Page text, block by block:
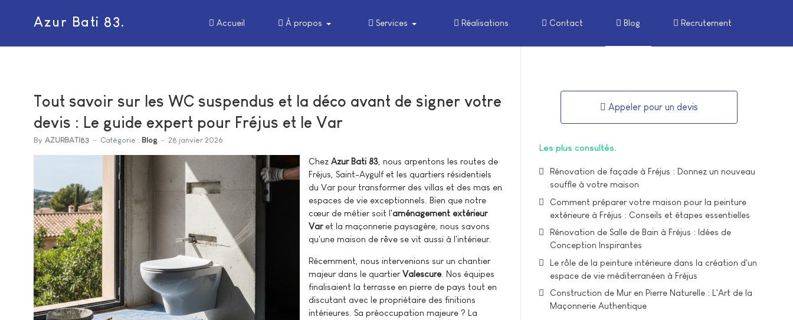
Azur Bati 83. Accueil À propos Services Réalisations Contact Blog Recrutement
Tout savoir sur les WC suspendus et la déco avant de signer votre
devis : Le guide expert pour Fréjus et le Var
By AZURBATI83 Catégorie : Blog 28 janvier 2026
Chez Azur Bati 83 , nous arpentons les routes de
Fréjus, Saint-Aygulf et les quartiers résidentiels
du Var pour transformer des villas et des mas en
espaces de vie exceptionnels. Bien que notre
cœur de métier soit l'aménagement extérieur
Varet la maçonnerie paysagère, nous savons
qu'une maison de rêve se vit aussi à l'intérieur.
Récemment, nous intervenions sur un chantier
majeur dans le quartier Valescure . Nos équipes
finalisaient la terrasse en pierre de pays tout en
discutant avec le propriétaire des finitions
intérieures. Sa préoccupation majeure ? La
Appeler pour un devis
Les plus consultés
Rénovation de façade à Fréjus : Donnez un nouveau
souffle à votre maison
Comment préparer votre maison pour la peinture
extérieure à Fréjus : Conseils et étapes essentielles
Rénovation de Salle de Bain à Fréjus : Idées de
Conception Inspirantes
Le rôle de la peinture intérieure dans la création d'un
espace de vie méditerranéen à Fréjus
Construction de Mur en Pierre Naturelle : L'Art de la
Maçonnerie Authentique